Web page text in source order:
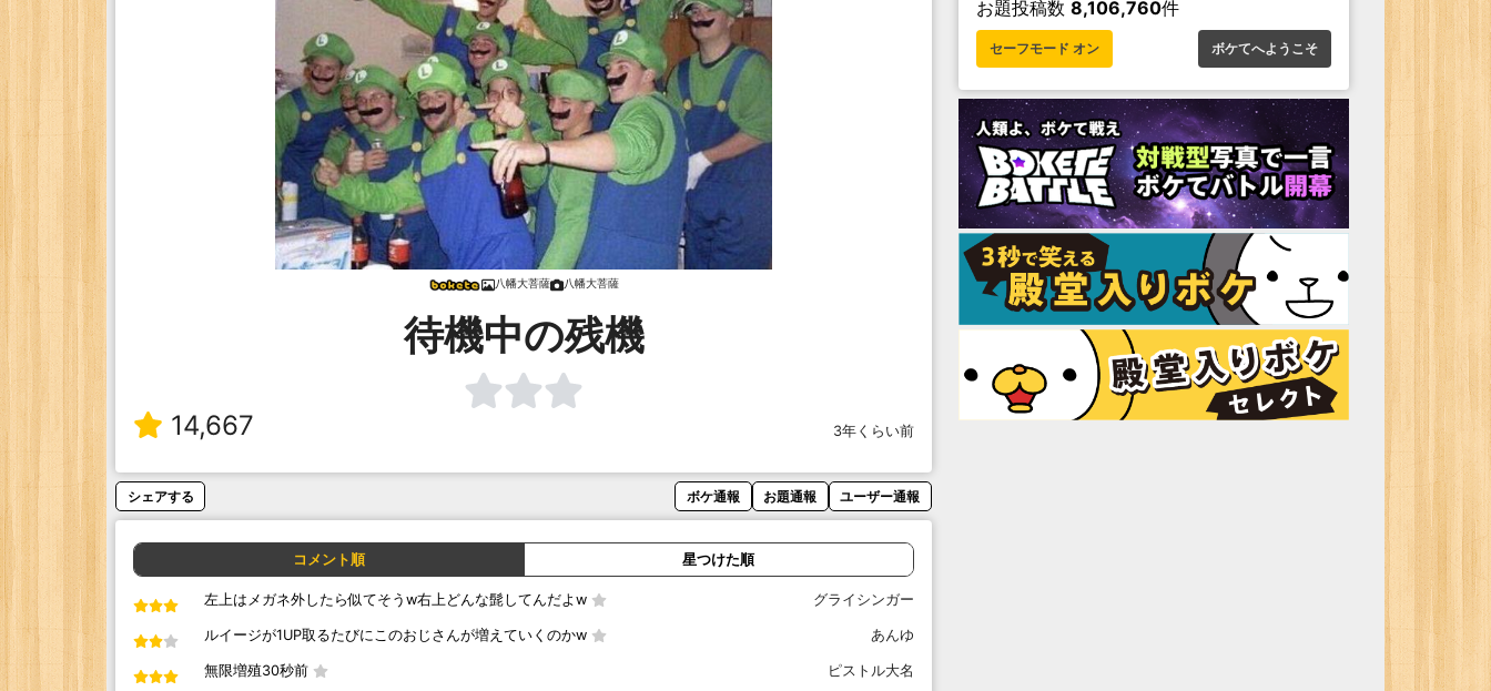
八幡大菩薩 八幡大菩薩
待機中の残機
14,667 3年くらい前
シェアする ボケ通報 お題通報 ユーザー通報
コメント順 星つけた順
左上はメガネ外したら似てそうw右上どんな髭してんだよw グライシンガー
ルイージが1UP取るたびにこのおじさんが増えていくのかw あんゆ
無限増殖30秒前 ピストル大名
お題投稿数 8,106,760件
セーフモード オン ボケてへようこそ